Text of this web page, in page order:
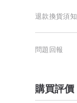
退款換貨須知
問題回報
購買評價